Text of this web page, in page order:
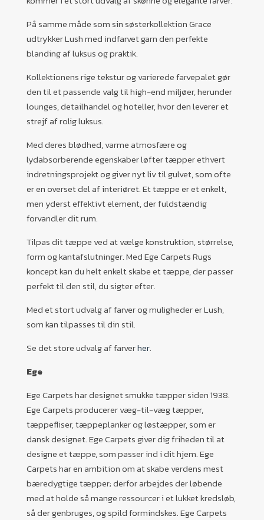
På samme måde som sin søsterkollektion Grace
udtrykker Lush med indfarvet garn den perfekte
blanding af luksus og praktik.
Kollektionens rige tekstur og varierede farvepalet gør
den til et passende valg til high-end miljøer, herunder
lounges, detailhandel og hoteller, hvor den leverer et
strejf af rolig luksus.
Med deres blødhed, varme atmosfære og
lydabsorberende egenskaber løfter tæpper ethvert
indretningsprojekt og giver nyt liv til gulvet, som ofte
er en overset del af interiøret. Et tæppe er et enkelt,
men yderst effektivt element, der fuldstændig
forvandler dit rum.
Tilpas dit tæppe ved at vælge konstruktion, størrelse,
form og kantafslutninger. Med Ege Carpets Rugs
koncept kan du helt enkelt skabe et tæppe, der passer
perfekt til den stil, du sigter efter.
Med et stort udvalg af farver og muligheder er Lush,
som kan tilpasses til din stil.
Se det store udvalg af farverher.
Ege
Ege Carpets har designet smukke tæpper siden 1938.
Ege Carpets producerer væg-til-væg tæpper,
tæppefliser, tæppeplanker og løstæpper, som er
dansk designet. Ege Carpets giver dig friheden til at
designe et tæppe, som passer ind i dit hjem. Ege
Carpets har en ambition om at skabe verdens mest
bæredygtige tæpper; derfor arbejdes der løbende
med at holde så mange ressourcer i et lukket kredsløb,
så der genbruges, og spild formindskes. Ege Carpets